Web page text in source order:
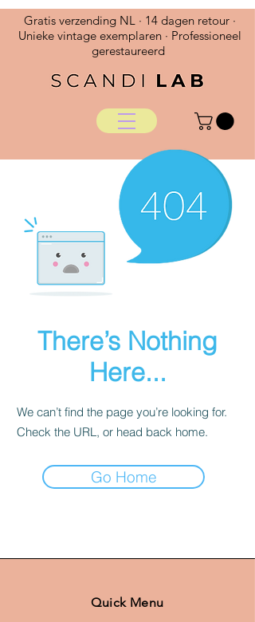
Gratis verzending NL · 14 dagen retour ·
Unieke vintage exemplaren · Professioneel
gerestaureerd
There’s Nothing
Here...
We can’t find the page you’re looking for.
Check the URL, or head back home.
Go Home
Quick Menu